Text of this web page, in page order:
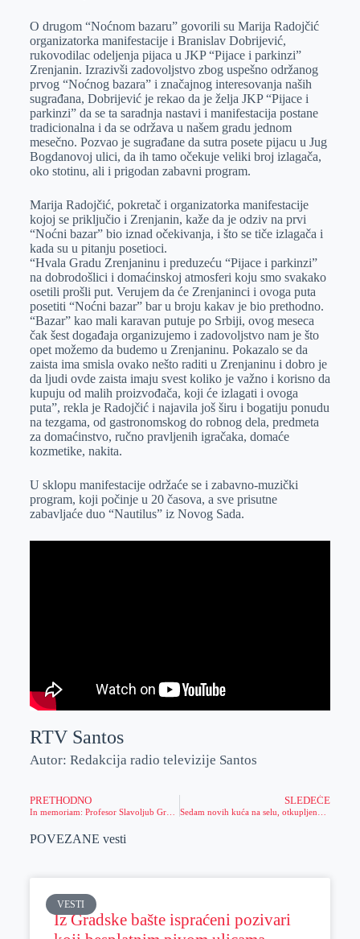
O drugom “Noćnom bazaru” govorili su Marija Radojčić
organizatorka manifestacije i Branislav Dobrijević,
rukovodilac odeljenja pijaca u JKP “Pijace i parkinzi”
Zrenjanin. Izrazivši zadovoljstvo zbog uspešno održanog
prvog “Noćnog bazara” i značajnog interesovanja naših
sugrađana, Dobrijević je rekao da je želja JKP “Pijace i
parkinzi” da se ta saradnja nastavi i manifestacija postane
tradicionalna i da se održava u našem gradu jednom
mesečno. Pozvao je sugrađane da sutra posete pijacu u Jug
Bogdanovoj ulici, da ih tamo očekuje veliki broj izlagača,
oko stotinu, ali i prigodan zabavni program.
Marija Radojčić, pokretač i organizatorka manifestacije
kojoj se priključio i Zrenjanin, kaže da je odziv na prvi
“Noćni bazar” bio iznad očekivanja, i što se tiče izlagača i
kada su u pitanju posetioci.
“Hvala Gradu Zrenjaninu i preduzeću “Pijace i parkinzi”
na dobrodošlici i domaćinskoj atmosferi koju smo svakako
osetili prošli put. Verujem da će Zrenjaninci i ovoga puta
posetiti “Noćni bazar” bar u broju kakav je bio prethodno.
“Bazar” kao mali karavan putuje po Srbiji, ovog meseca
čak šest događaja organizujemo i zadovoljstvo nam je što
opet možemo da budemo u Zrenjaninu. Pokazalo se da
zaista ima smisla ovako nešto raditi u Zrenjaninu i dobro je
da ljudi ovde zaista imaju svest koliko je važno i korisno da
kupuju od malih proizvođača, koji će izlagati i ovoga
puta”, rekla je Radojčić i najavila još širu i bogatiju ponudu
na tezgama, od gastronomskog do robnog dela, predmeta
za domaćinstvo, ručno pravljenih igračaka, domaće
kozmetike, nakita.
U sklopu manifestacije održaće se i zabavno-muzički
program, koji počinje u 20 časova, a sve prisutne
zabavljaće duo “Nautilus” iz Novog Sada.
RTV Santos
Autor: Redakcija radio televizije Santos
PRETHODNO
In memoriam: Profesor Slavoljub Grozdanov (1935-2022) ￼￼
SLEDEĆE
POVEZANE vesti
VESTI
Iz Gradske bašte ispraćeni pozivari